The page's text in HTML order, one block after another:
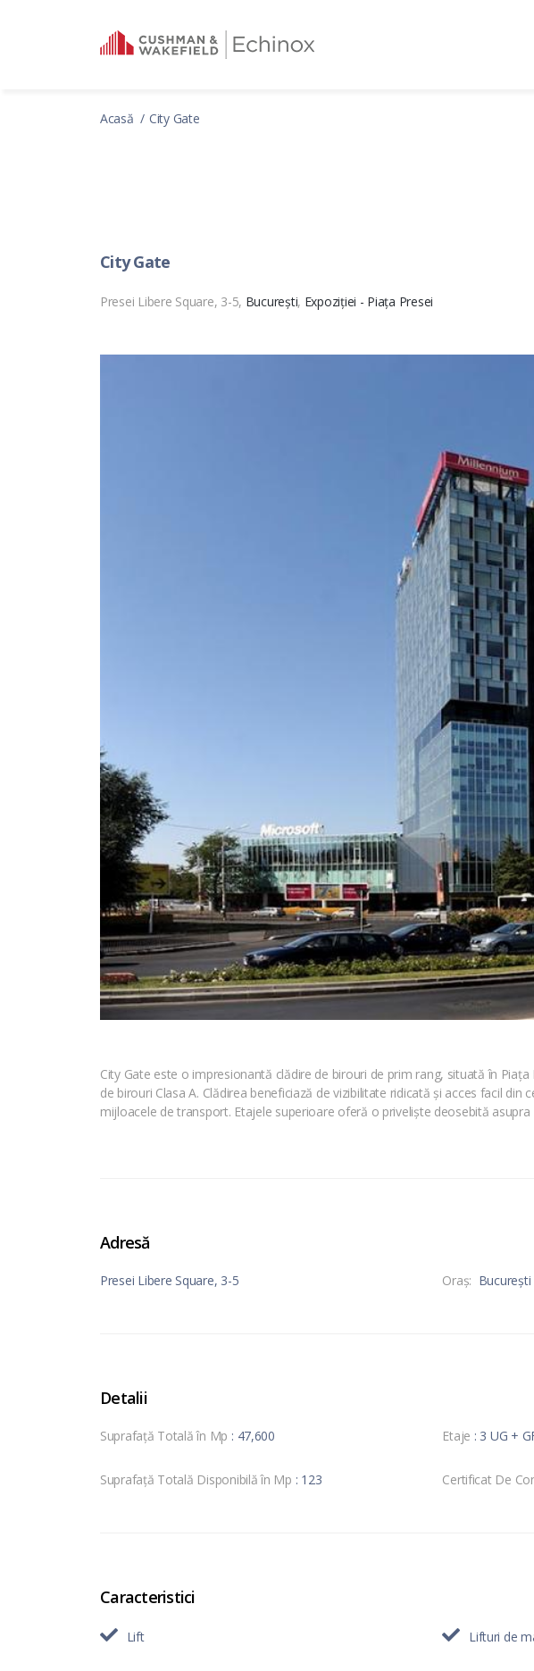
Acasă City Gate
City Gate
Presei Libere Square, 3-5, București, Expoziției - Piața Presei
City Gate este o impresionantă clădire de birouri de prim rang, situată în
de birouri Clasa A. Clădirea beneficiază de vizibilitate ridicată și acces facil
mijloacele de transport. Etajele superioare oferă o priveliște deosebită
Adresă
Presei Libere Square, 3-5 Oraş: București
Detalii
Suprafață Totală în Mp : 47,600 Etaje : 3 UG +
Suprafață Totală Disponibilă în Mp : 123 Certificat De
Caracteristici
Lift Lifturi de